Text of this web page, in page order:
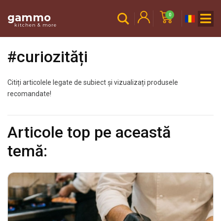
gammo
kitchen & more
0
#curiozități
Citiți articolele legate de subiect și vizualizați produsele
recomandate!
Articole top pe această
temă: